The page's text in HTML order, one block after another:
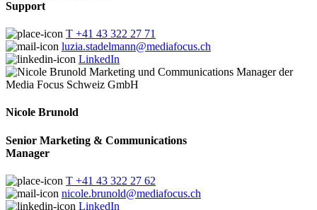
Support
T +41 43 322 27 71
luzia.stadelmann@mediafocus.ch
LinkedIn
Nicole Brunold
Senior Marketing & Communications
Manager
T +41 43 322 27 62
nicole.brunold@mediafocus.ch
LinkedIn